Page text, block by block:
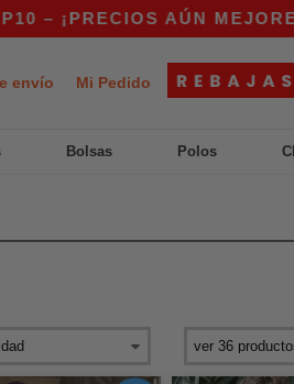
AÚN MEJORES EN
envío Mi Pedido
Bolsas Polos